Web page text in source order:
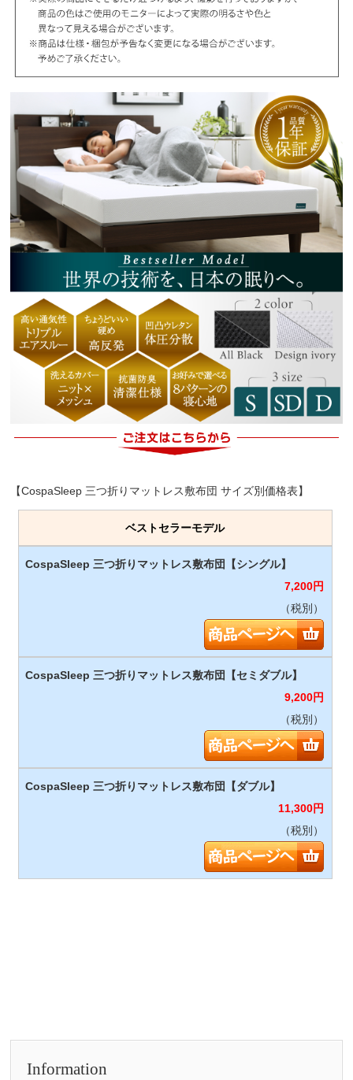
【CospaSleep 三つ折りマットレス敷布団 サイズ別価格表】
ベストセラーモデル
7,200円
（税別）
9,200円
（税別）
11,300円
（税別）
Information